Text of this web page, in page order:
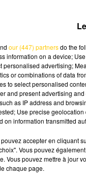
coeur
médias
Die With A Smile
LADY GAGA &
BRUNO MARS
our (447) partnersdo the
information on a device;
personalised advertising;
or combinations of data
to select personalised
and present advertising
as IP address and
Use precise
on information transmitted
accepter en cliquant
Vous pouvez
Vous pouvez mettre à jour
chaque page.